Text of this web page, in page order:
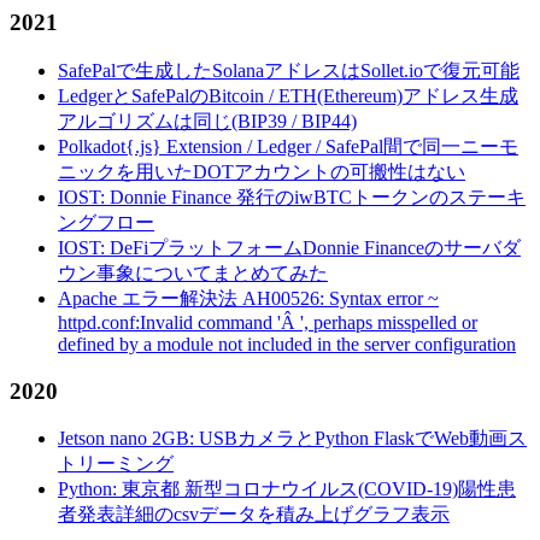
2021
SafePalで生成したSolanaアドレスはSollet.ioで復元可能
LedgerとSafePalのBitcoin / ETH(Ethereum)アドレス生成
アルゴリズムは同じ(BIP39 / BIP44)
Polkadot{.js} Extension / Ledger / SafePal間で同一ニーモ
ニックを用いたDOTアカウントの可搬性はない
IOST: Donnie Finance 発行のiwBTCトークンのステーキ
ングフロー
IOST: DeFiプラットフォームDonnie Financeのサーバダ
ウン事象についてまとめてみた
Apache エラー解決法 AH00526: Syntax error ~
httpd.conf:Invalid command 'Â ', perhaps misspelled or
defined by a module not included in the server configuration
2020
Jetson nano 2GB: USBカメラとPython FlaskでWeb動画ス
トリーミング
Python: 東京都 新型コロナウイルス(COVID-19)陽性患
者発表詳細のcsvデータを積み上げグラフ表示